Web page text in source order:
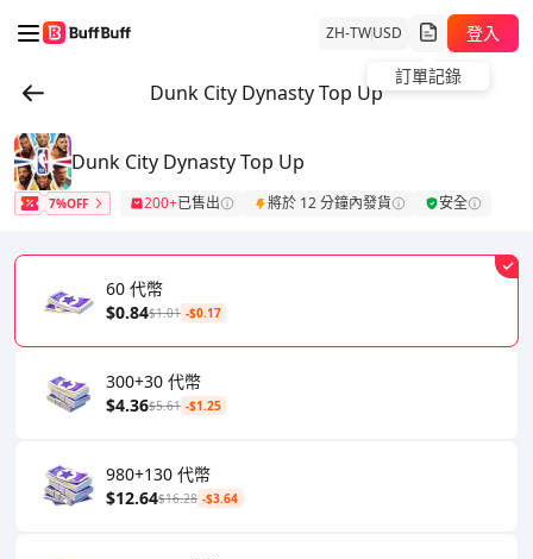
ZH-TWUSD
訂單記錄
登入
Dunk City Dynasty Top Up
Dunk City Dynasty Top Up
7%OFF 200+已售出 將於 12 分鐘內發貨 安全
60 代幣
$0.84$1.01 -$0.17
300+30 代幣
$4.36$5.61 -$1.25
980+130 代幣
$12.64$16.28 -$3.64